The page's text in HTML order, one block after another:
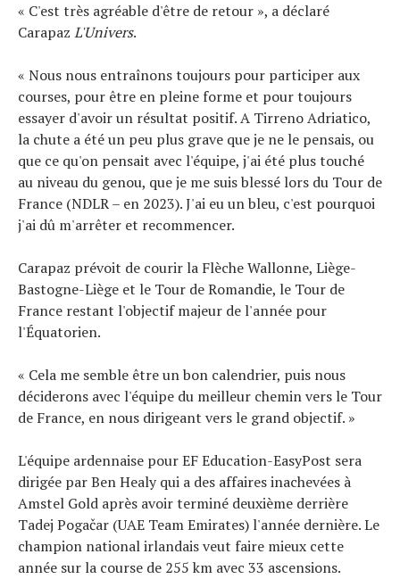
« C'est très agréable d'être de retour », a déclaré
Carapaz L'Univers.
« Nous nous entraînons toujours pour participer aux
courses, pour être en pleine forme et pour toujours
essayer d'avoir un résultat positif. A Tirreno Adriatico,
la chute a été un peu plus grave que je ne le pensais, ou
que ce qu'on pensait avec l'équipe, j'ai été plus touché
au niveau du genou, que je me suis blessé lors du Tour de
France (NDLR – en 2023). J'ai eu un bleu, c'est pourquoi
j'ai dû m'arrêter et recommencer.
Carapaz prévoit de courir la Flèche Wallonne, Liège-
Bastogne-Liège et le Tour de Romandie, le Tour de
France restant l'objectif majeur de l'année pour
l'Équatorien.
« Cela me semble être un bon calendrier, puis nous
déciderons avec l'équipe du meilleur chemin vers le Tour
de France, en nous dirigeant vers le grand objectif. »
L'équipe ardennaise pour EF Education-EasyPost sera
dirigée par Ben Healy qui a des affaires inachevées à
Amstel Gold après avoir terminé deuxième derrière
Tadej Pogačar (UAE Team Emirates) l'année dernière. Le
champion national irlandais veut faire mieux cette
année sur la course de 255 km avec 33 ascensions.